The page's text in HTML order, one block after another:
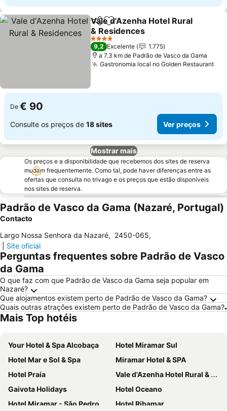
PartilharAdicionar aos favoritos
Vale d'Azenha Hotel Rural
& Residences
4 Estrelas
9,2 Excelente
1.775
a 7.3 km de Padrão de Vasco da Gama
Gastronomia local no Golden Restaurant
De € 90
Consulte os preços de 18 sites Ver preços
Mostrar mais
Os preços e a disponibilidade que recebemos dos sites de reserva
mudam frequentemente. Como tal, pode haver diferenças entre as
ofertas que consulta no trivago e os preços que estão disponíveis
nos sites de reserva.
Padrão de Vasco da Gama (Nazaré, Portugal)
Contacto
Largo Nossa Senhora da Nazaré, 2450-065,
Site oficial
Perguntas frequentes sobre Padrão de Vasco
da Gama
O que faz com que Padrão de Vasco da Gama seja popular em
Nazaré?
Que alojamentos existem perto de Padrão de Vasco da Gama?
Quais outras atrações existem perto de Padrão de Vasco da Gama?
Mais Top hotéis
Your Hotel & Spa Alcobaça
Hotel Miramar Sul
Hotel Mar e Sol & Spa
Miramar Hotel & SPA
Hotel Praia
Vale d'Azenha Hotel Rural & Residences
Gaivota Holidays
Hotel Oceano
Hotel Miramar - São Pedro de Moel
Hotel Ribamar